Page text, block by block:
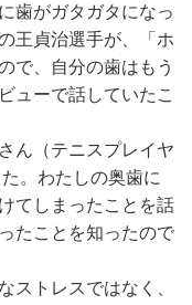
歯がガタガタになっ
王貞治選手が、「ホ
で、自分の歯はもう
ューで話していたこ
ん（テニスプレイヤ
。わたしの奥歯に
てしまったことを話
たことを知ったので
トレスではなく、